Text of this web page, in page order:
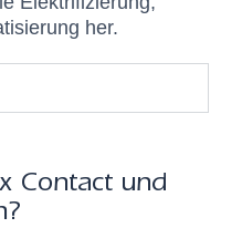
her.
Contact und